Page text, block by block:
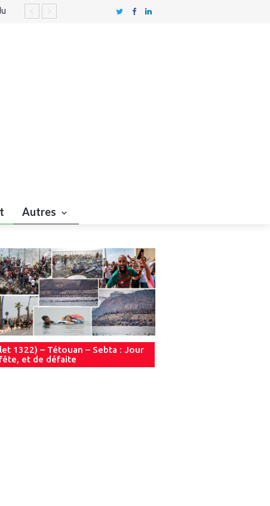
Autres
1322) – Tétouan – Sebta : Jour
et de défaite